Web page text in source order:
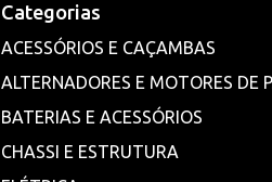
Categorias
ACESSÓRIOS E CAÇAMBAS
ALTERNADORES E MOTORES DE
BATERIAS E ACESSÓRIOS
CHASSI E ESTRUTURA